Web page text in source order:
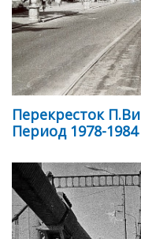
Перекресток
Период 1978-1984